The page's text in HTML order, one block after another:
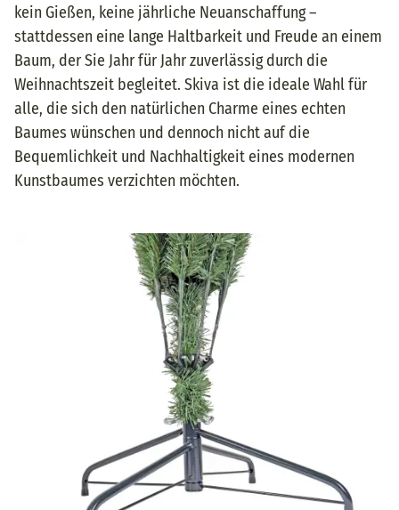
kein Gießen, keine jährliche Neuanschaffung –
stattdessen eine lange Haltbarkeit und Freude an einem
Baum, der Sie Jahr für Jahr zuverlässig durch die
Weihnachtszeit begleitet. Skiva ist die ideale Wahl für
alle, die sich den natürlichen Charme eines echten
Baumes wünschen und dennoch nicht auf die
Bequemlichkeit und Nachhaltigkeit eines modernen
Kunstbaumes verzichten möchten.